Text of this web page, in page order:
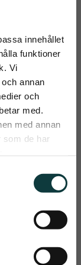
innehållet
funktioner
Vi
annan
och
med.
med annan
som de har
för optimal
och komfort
kr
Lägg